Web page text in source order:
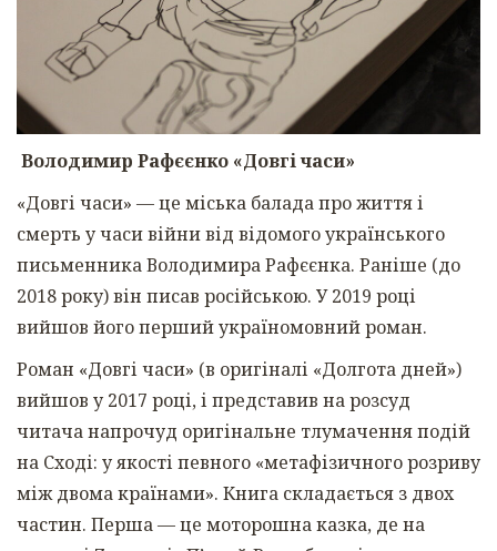
Володимир Рафєєнко «Довгі часи»
«Довгі часи» — це міська балада про життя і
смерть у часи війни від відомого українського
письменника Володимира Рафєєнка. Раніше (до
2018 року) він писав російською. У 2019 році
вийшов його перший україномовний роман.
Роман «Довгі часи» (в оригіналі «Долгота дней»)
вийшов у 2017 році, і представив на розсуд
читача напрочуд оригінальне тлумачення подій
на Сході: у якості певного «метафізичного розриву
між двома країнами». Книга складається з двох
частин. Перша — це моторошна казка, де на